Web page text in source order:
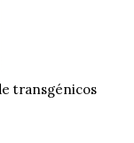
transgénicos